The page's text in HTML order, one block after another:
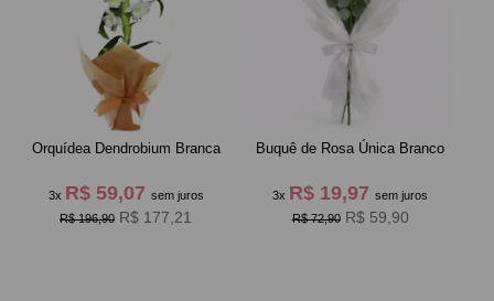
Orquídea Dendrobium Branca
3x R$ 59,07 sem juros
R$ 196,90 R$ 177,21
Buquê de Rosa Única Branco
3x R$ 19,97sem juros
R$ 72,90 R$ 59,90